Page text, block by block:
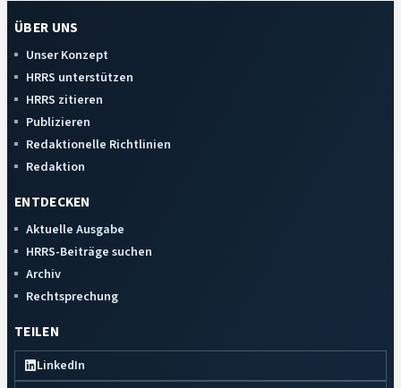
ÜBER UNS
Unser Konzept
HRRS unterstützen
HRRS zitieren
Publizieren
Redaktionelle Richtlinien
Redaktion
ENTDECKEN
Aktuelle Ausgabe
HRRS-Beiträge suchen
Archiv
Rechtsprechung
TEILEN
LinkedIn